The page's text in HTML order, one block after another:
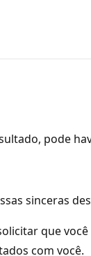
pode
sinceras
que
com você.